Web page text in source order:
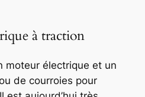
à traction
moteur électrique et un
de courroies pour